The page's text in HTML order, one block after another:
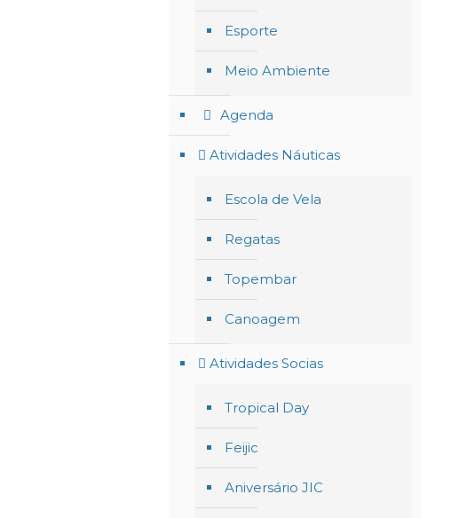
Esporte
Meio Ambiente
Agenda
Atividades Náuticas
Escola de Vela
Regatas
Topembar
Canoagem
Atividades Socias
Tropical Day
Feijic
Aniversário JIC